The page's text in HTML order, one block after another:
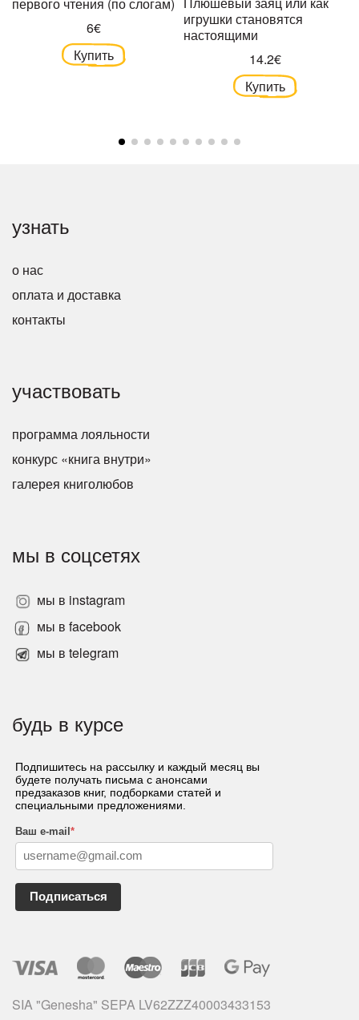
6€
Купить
игрушки становятся
настоящими
14.2€
Купить
узнать
о нас
оплата и доставка
контакты
участвовать
программа лояльности
конкурс «книга внутри»
галерея книголюбов
мы в соцсетях
мы в instagram
мы в facebook
мы в telegram
будь в курсе
Подпишитесь на рассылку и каждый месяц вы
будете получать письма с анонсами
предзаказов книг, подборками статей и
специальными предложениями.
Ваш e-mail *
Подписаться
SIA "Genesha" SEPA LV62ZZZ40003433153